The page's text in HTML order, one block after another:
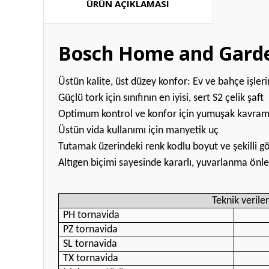
ÜRÜN AÇIKLAMASI
Bosch Home and
Üstün kalite, üst düzey konfor: Ev ve bahçe
Güçlü tork için sınıfının en iyisi, sert S2 çelik şaft
Optimum kontrol ve konfor için yumuşak
Üstün vida kullanımı için manyetik uç
Tutamak üzerindeki renk kodlu boyut ve şekilli
Altıgen biçimi sayesinde kararlı, yuvarlanma
Teknik veriler
PH tornavida
PZ tornavida
SL tornavida
TX tornavida